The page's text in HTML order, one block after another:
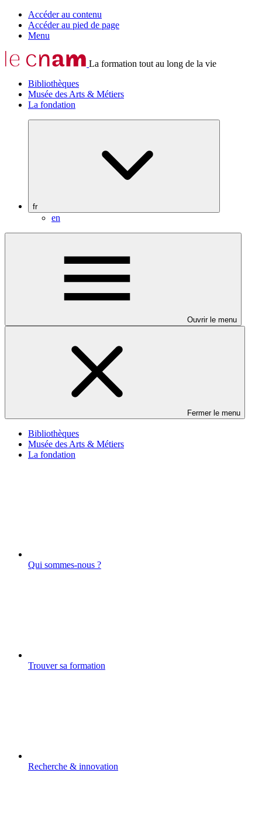
Accéder au contenu
Accéder au pied de page
Menu
La formation tout au long de la vie
Bibliothèques
Musée des Arts & Métiers
La fondation
fr
en
Ouvrir le menu
Fermer le menu
Bibliothèques
Musée des Arts & Métiers
La fondation
Qui sommes-nous ?
Trouver sa formation
Recherche & innovation